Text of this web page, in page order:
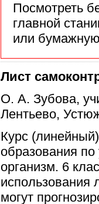
Посмотреть
главной
или
Лист
О. А. Зубова,
Лентьево,
Курс
образования
организм. 6
использования
могут